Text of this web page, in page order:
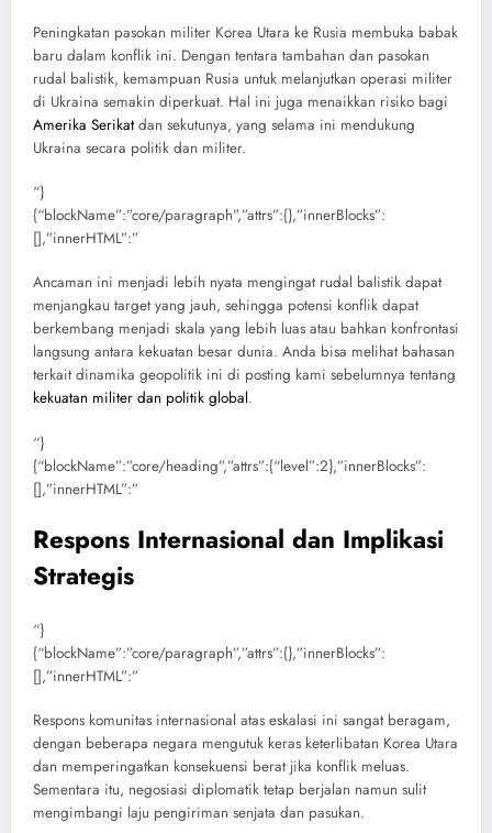
Peningkatan pasokan militer Korea Utara ke Rusia membuka babak
baru dalam konflik ini. Dengan tentara tambahan dan pasokan
rudal balistik, kemampuan Rusia untuk melanjutkan operasi militer
di Ukraina semakin diperkuat. Hal ini juga menaikkan risiko bagi
Amerika Serikatdan sekutunya, yang selama ini mendukung
Ukraina secara politik dan militer.
“}
{“blockName”:”core/paragraph”,”attrs”:{},”innerBlocks”:
[],”innerHTML”:”
Ancaman ini menjadi lebih nyata mengingat rudal balistik dapat
menjangkau target yang jauh, sehingga potensi konflik dapat
berkembang menjadi skala yang lebih luas atau bahkan konfrontasi
langsung antara kekuatan besar dunia. Anda bisa melihat bahasan
terkait dinamika geopolitik ini di posting kami sebelumnya tentang
kekuatan militer dan politik global.
“}
{“blockName”:”core/heading”,”attrs”:{“level”:2},”innerBlocks”:
[],”innerHTML”:”
Respons Internasional dan Implikasi
Strategis
“}
{“blockName”:”core/paragraph”,”attrs”:{},”innerBlocks”:
[],”innerHTML”:”
Respons komunitas internasional atas eskalasi ini sangat beragam,
dengan beberapa negara mengutuk keras keterlibatan Korea Utara
dan memperingatkan konsekuensi berat jika konflik meluas.
Sementara itu, negosiasi diplomatik tetap berjalan namun sulit
mengimbangi laju pengiriman senjata dan pasukan.